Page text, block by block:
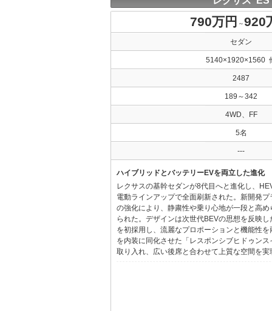
790万円 ～920
セダン
5140×1920×1560
2487
189～342
4WD、FF
5名
---
ハイブリッドとバッテリーEVを両立した進化
レクサスの基幹セダンが8代目へと進化し、
電動ラインアップで全面刷新された。新開発
の強化により、静粛性や乗り心地が一段と高
られた。デザインは次世代BEVの思想を反映
を初採用し、流麗なプロポーションと機能性
を内装に同化させた「レスポンシブヒドゥン
取り入れ、広い後席と合わせて上質な空間を